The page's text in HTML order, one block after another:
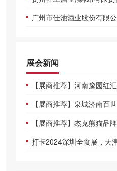
广州市佳池酒业股份有限
展会新闻
【展商推荐】河南豫园红汇
【展商推荐】泉城济南百
【展商推荐】杰克熊猫品牌故
打卡2024深圳全食展，天津糖酒